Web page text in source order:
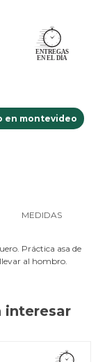
en montevideo
MEDIDAS
Práctica asa de
al hombro.
interesar